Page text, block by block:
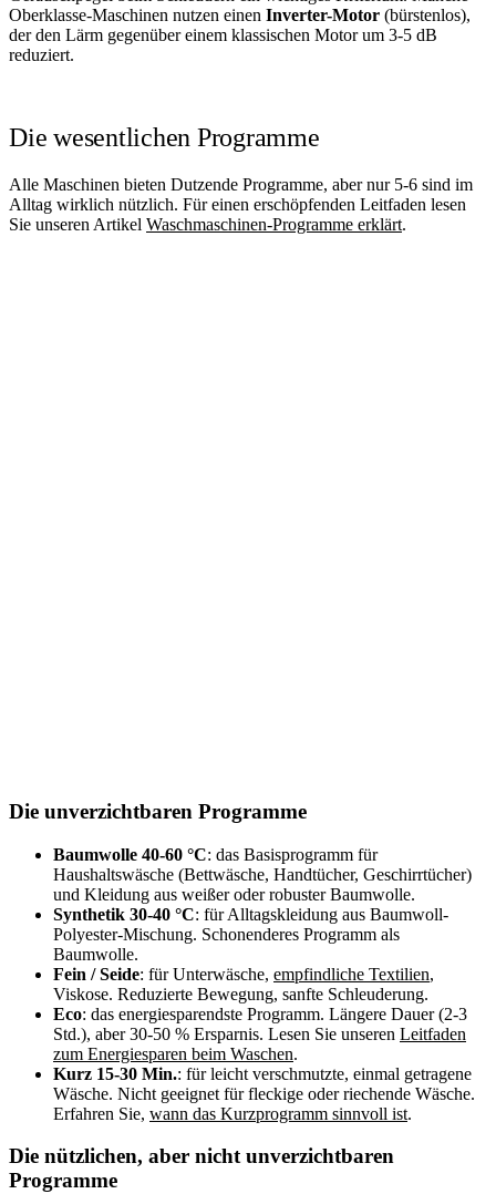
Oberklasse-Maschinen nutzen einen Inverter-Motor (bürstenlos),
der den Lärm gegenüber einem klassischen Motor um 3-5 dB
reduziert.
Die wesentlichen Programme
Alle Maschinen bieten Dutzende Programme, aber nur 5-6 sind im
Alltag wirklich nützlich. Für einen erschöpfenden Leitfaden lesen
Sie unseren Artikel Waschmaschinen-Programme erklärt.
Die unverzichtbaren Programme
Baumwolle 40-60 °C: das Basisprogramm für
Haushaltswäsche (Bettwäsche, Handtücher, Geschirrtücher)
und Kleidung aus weißer oder robuster Baumwolle.
Synthetik 30-40 °C: für Alltagskleidung aus Baumwoll-
Polyester-Mischung. Schonenderes Programm als
Baumwolle.
Fein / Seide: für Unterwäsche, empfindliche Textilien,
Viskose. Reduzierte Bewegung, sanfte Schleuderung.
Eco: das energiesparendste Programm. Längere Dauer (2-3
Std.), aber 30-50 % Ersparnis. Lesen Sie unseren Leitfaden
zum Energiesparen beim Waschen.
Kurz 15-30 Min.: für leicht verschmutzte, einmal getragene
Wäsche. Nicht geeignet für fleckige oder riechende Wäsche.
Erfahren Sie, wann das Kurzprogramm sinnvoll ist.
Die nützlichen, aber nicht unverzichtbaren
Programme